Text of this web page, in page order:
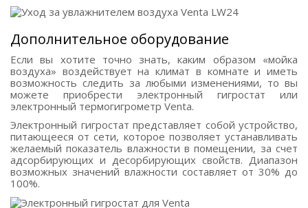
Дополнительное оборудование
Если вы хотите точно знать, каким образом «мойка
воздуха» воздействует на климат в комнате и иметь
возможность следить за любыми изменениями, то вы
можете приобрести электронный гигростат или
электронный термогигрометр Venta.
Электронный гигростат представляет собой устройство,
питающееся от сети, которое позволяет устанавливать
желаемый показатель влажности в помещении, за счет
адсорбирующих и десорбирующих свойств. Диапазон
возможных значений влажности составляет от 30% до
100%.